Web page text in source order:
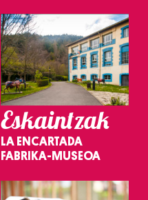
Eskaintzak
LA ENCARTADA
FABRIKA-MUSEOA